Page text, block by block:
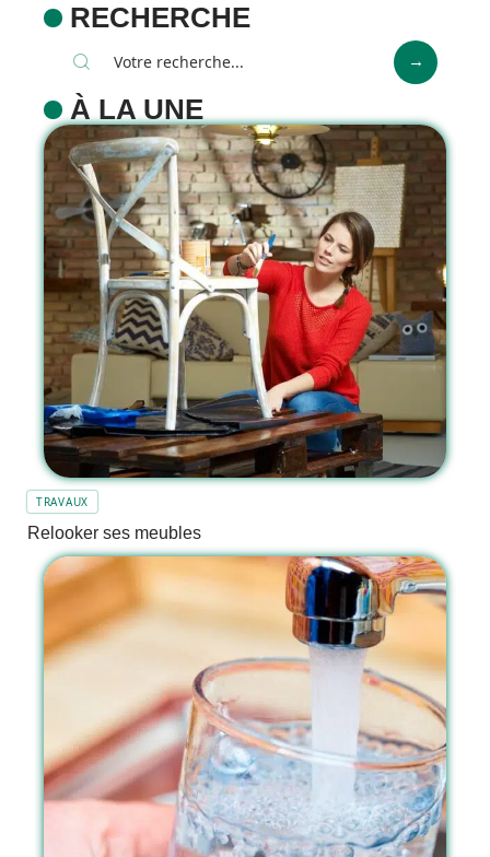
RECHERCHE
À LA UNE
TRAVAUX
Relooker ses meubles